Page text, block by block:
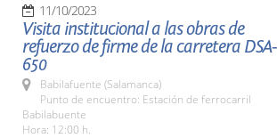
11/10/2023
Visita institucional a las obras de
refuerzo de firme de la carretera DSA-
650
Babilafuente (Salamanca)
Punto de encuentro: Estación de ferrocarril
Babilabuente
Hora: 12:00 h.